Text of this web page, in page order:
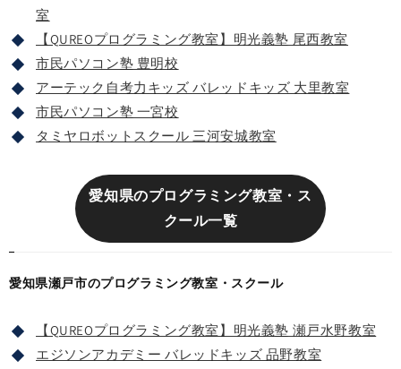
室
【QUREOプログラミング教室】明光義塾 尾西教室
市民パソコン塾 豊明校
アーテック自考力キッズ バレッドキッズ 大里教室
市民パソコン塾 一宮校
タミヤロボットスクール 三河安城教室
愛知県のプログラミング教室・ス
クール一覧
愛知県瀬戸市のプログラミング教室・スクール
【QUREOプログラミング教室】明光義塾 瀬戸水野教室
エジソンアカデミー バレッドキッズ 品野教室